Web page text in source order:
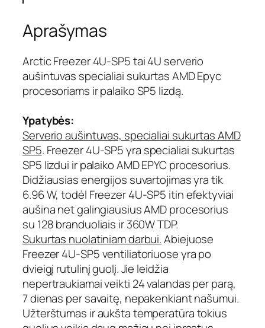
k
e
s
:
A
C
T
I
C
F
r
e
e
z
e
r
4
U
-
S
P
Aprašymas
Arctic Freezer 4U-SP5 tai 4U serverio
aušintuvas specialiai sukurtas AMD Epyc
procesoriams ir palaiko SP5 lizdą.
Ypatybės:
Serverio aušintuvas, specialiai sukurtas AMD
SP5. Freezer 4U-SP5 yra specialiai sukurtas
SP5 lizdui ir palaiko AMD EPYC procesorius.
Didžiausias energijos suvartojimas yra tik
6.96 W, todėl Freezer 4U-SP5 itin efektyviai
aušina net galingiausius AMD procesorius
su 128 branduoliais ir 360W TDP.
Sukurtas nuolatiniam darbui.Abiejuose
Freezer 4U-SP5 ventiliatoriuose yra po
dvieigį rutulinį guolį. Jie leidžia
nepertraukiamai veikti 24 valandas per parą,
7 dienas per savaitę, nepakenkiant našumui.
Užterštumas ir aukšta temperatūra tokius